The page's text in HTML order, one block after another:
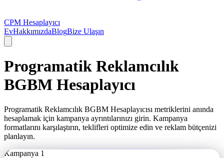
CPM Hesaplayıcı
EvHakkımızdaBlogBize Ulaşın
Programatik Reklamcılık
BGBM Hesaplayıcı
Programatik Reklamcılık BGBM Hesaplayıcısı metriklerini anında
hesaplamak için kampanya ayrıntılarınızı girin. Kampanya
formatlarını karşılaştırın, teklifleri optimize edin ve reklam bütçenizi
planlayın.
Kampanya 1